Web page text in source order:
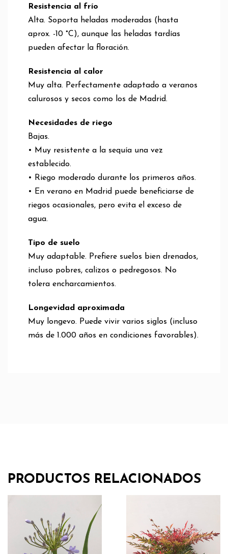
Resistencia al frío
Alta. Soporta heladas moderadas (hasta
aprox. -10 °C), aunque las heladas tardías
pueden afectar la floración.
Resistencia al calor
Muy alta. Perfectamente adaptado a veranos
calurosos y secos como los de Madrid.
Necesidades de riego
Bajas.
• Muy resistente a la sequía una vez
establecido.
• Riego moderado durante los primeros años.
• En verano en Madrid puede beneficiarse de
riegos ocasionales, pero evita el exceso de
agua.
Tipo de suelo
Muy adaptable. Prefiere suelos bien drenados,
incluso pobres, calizos o pedregosos. No
tolera encharcamientos.
Longevidad aproximada
Muy longevo. Puede vivir varios siglos (incluso
más de 1.000 años en condiciones favorables).
PRODUCTOS RELACIONADOS